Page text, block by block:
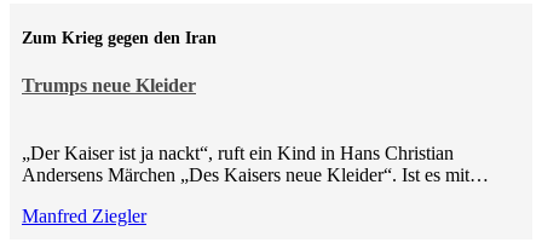
Trumps neue Kleider
Zum Krieg gegen den Iran
„Der Kaiser ist ja nackt“, ruft ein Kind in Hans Christian
Andersens Märchen „Des Kaisers neue Kleider“. Ist es mit…
Manfred Ziegler